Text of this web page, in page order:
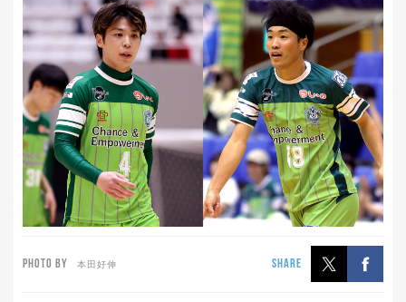
PHOTO BY 本田好伸 SHARE